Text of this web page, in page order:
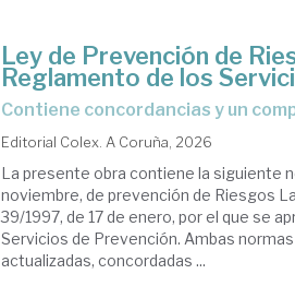
Ley de Prevención de
Reglamento de los
Contiene concordancias y un
Editorial Colex. A Coruña, 2026
La presente obra contiene la siguiente
noviembre, de prevención de Riesgos
39/1997, de 17 de enero, por el que se
Servicios de Prevención. Ambas
actualizadas, concordadas ...